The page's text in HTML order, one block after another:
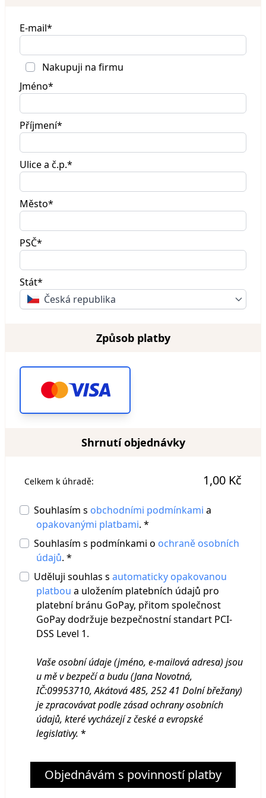
E-mail*
Nakupuji na firmu
Jméno*
Příjmení*
Ulice a č.p.*
Město*
PSČ*
Stát*
Česká republika
Způsob platby
Shrnutí objednávky
Celkem k úhradě: 1,00 Kč
Souhlasím s obchodními podmínkami a
opakovanými platbami. *
Souhlasím s podmínkami o ochraně osobních
údajů. *
Uděluji souhlas s automaticky opakovanou
platbou a uložením platebních údajů pro
platební bránu GoPay, přitom společnost
GoPay dodržuje bezpečnostní standart PCI-
DSS Level 1.
Vaše osobní údaje (jméno, e-mailová adresa) jsou
u mě v bezpečí a budu (Jana Novotná,
IČ:09953710, Akátová 485, 252 41 Dolní břežany)
je zpracovávat podle zásad ochrany osobních
údajů, které vycházejí z české a evropské
legislativy. *
Objednávám s povinností platby